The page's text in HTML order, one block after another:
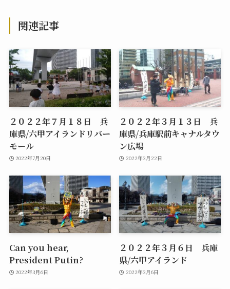
関連記事
２０２２年７月１８日 兵
庫県/六甲アイランドリバー
モール
2022年7月20日
２０２２年３月１３日 兵
庫県/兵庫駅前キャナルタウ
ン広場
2022年3月22日
Can you hear,
President Putin?
2022年3月6日
２０２２年３月６日 兵庫
県/六甲アイランド
2022年3月6日